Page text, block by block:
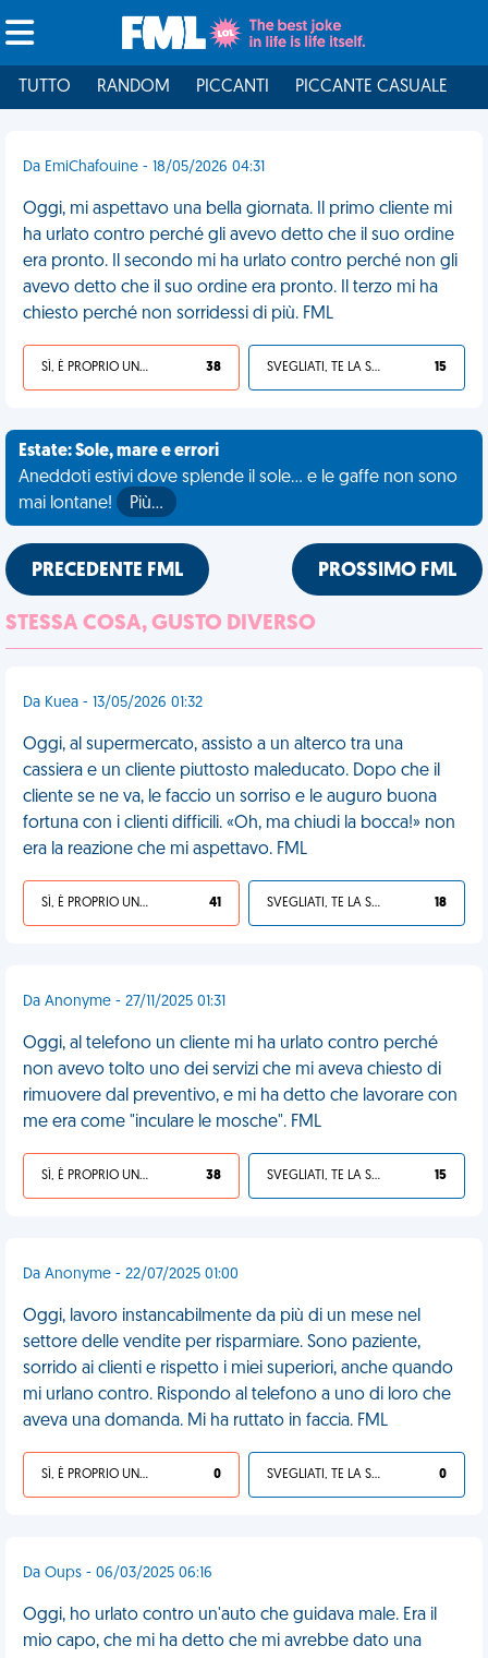
TUTTO RANDOM PICCANTI PICCANTE CASUALE
Da EmiChafouine - 18/05/2026 04:31
Oggi, mi aspettavo una bella giornata. Il primo cliente mi
ha urlato contro perché gli avevo detto che il suo ordine
era pronto. Il secondo mi ha urlato contro perché non gli
avevo detto che il suo ordine era pronto. Il terzo mi ha
chiesto perché non sorridessi di più. FML
SÌ, È PROPRIO UNA VDM! 38 SVEGLIATI, TE LA SEI CERCATA! 15
Estate: Sole, mare e errori
Aneddoti estivi dove splende il sole... e le gaffe non sono
mai lontane!
Più…
PRECEDENTE FML PROSSIMO FML
STESSA COSA, GUSTO DIVERSO
Da Kuea - 13/05/2026 01:32
Oggi, al supermercato, assisto a un alterco tra una
cassiera e un cliente piuttosto maleducato. Dopo che il
cliente se ne va, le faccio un sorriso e le auguro buona
fortuna con i clienti difficili. «Oh, ma chiudi la bocca!» non
era la reazione che mi aspettavo. FML
SÌ, È PROPRIO UNA VDM! 41 SVEGLIATI, TE LA SEI CERCATA! 18
Da Anonyme - 27/11/2025 01:31
Oggi, al telefono un cliente mi ha urlato contro perché
non avevo tolto uno dei servizi che mi aveva chiesto di
rimuovere dal preventivo, e mi ha detto che lavorare con
me era come "inculare le mosche". FML
SÌ, È PROPRIO UNA VDM! 38 SVEGLIATI, TE LA SEI CERCATA! 15
Da Anonyme - 22/07/2025 01:00
Oggi, lavoro instancabilmente da più di un mese nel
settore delle vendite per risparmiare. Sono paziente,
sorrido ai clienti e rispetto i miei superiori, anche quando
mi urlano contro. Rispondo al telefono a uno di loro che
aveva una domanda. Mi ha ruttato in faccia. FML
SÌ, È PROPRIO UNA VDM! 0 SVEGLIATI, TE LA SEI CERCATA! 0
Da Oups - 06/03/2025 06:16
Oggi, ho urlato contro un'auto che guidava male. Era il
mio capo, che mi ha detto che mi avrebbe dato una